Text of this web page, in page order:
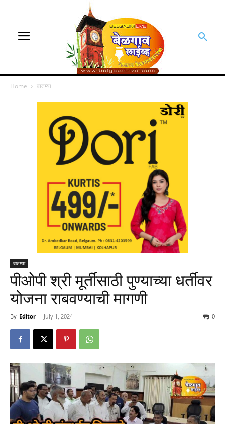
Home बातम्या
बातम्या
पीओपी श्री मूर्तींसाठी पुण्याच्या धर्तीवर
योजना राबवण्याची मागणी
By Editor - July 1, 2024 0